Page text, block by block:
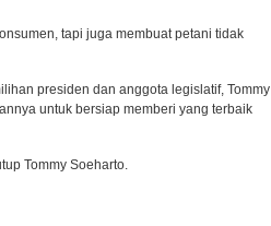
tapi juga membuat petani tidak
presiden dan anggota legislatif, Tommy
untuk bersiap memberi yang terbaik
Tommy Soeharto.